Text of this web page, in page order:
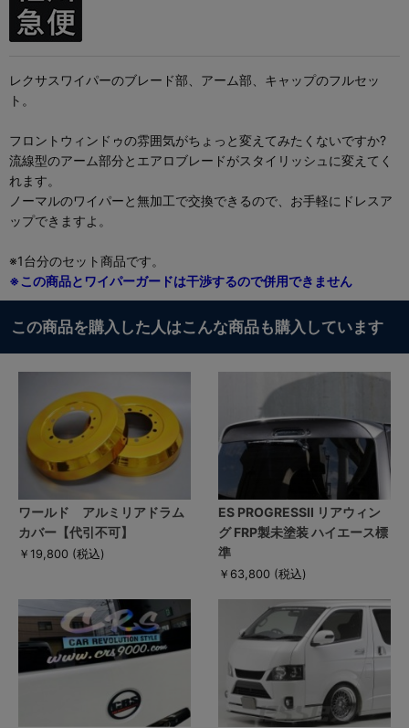
レクサスワイパーのブレード部、アーム部、キャップのフルセッ
ト。
フロントウィンドゥの雰囲気がちょっと変えてみたくないですか?
流線型のアーム部分とエアロブレードがスタイリッシュに変えてく
れます。
ノーマルのワイパーと無加工で交換できるので、お手軽にドレスア
ップできますよ。
※1台分のセット商品です。
※この商品とワイパーガードは干渉するので併用できません
この商品を購入した人はこんな商品も購入しています
ワールド アルミリアドラム
カバー【代引不可】
￥19,800 (税込)
ES PROGRESSII リアウィン
グ FRP製未塗装 ハイエース標
準
￥63,800 (税込)